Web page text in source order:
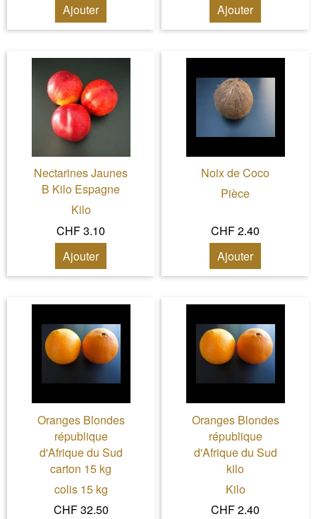
Ajouter
Ajouter
Nectarines Jaunes
B Kilo Espagne
Kilo
CHF 3.10
Ajouter
Noix de Coco
Pièce
CHF 2.40
Ajouter
Oranges Blondes
république
d'Afrique du Sud
carton 15 kg
colis 15 kg
CHF 32.50
Oranges Blondes
république
d'Afrique du Sud
kilo
Kilo
CHF 2.40